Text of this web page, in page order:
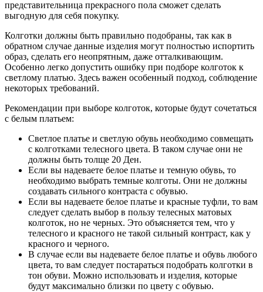
представительница прекрасного пола сможет сделать
выгодную для себя покупку.
Колготки должны быть правильно подобраны, так как в
обратном случае данные изделия могут полностью испортить
образ, сделать его неопрятным, даже отталкивающим.
Особенно легко допустить ошибку при подборе колготок к
светлому платью. Здесь важен особенный подход, соблюдение
некоторых требований.
Рекомендации при выборе колготок, которые будут сочетаться
с белым платьем:
Светлое платье и светлую обувь необходимо совмещать
с колготками телесного цвета. В таком случае они не
должны быть толще 20 Ден.
Если вы надеваете белое платье и темную обувь, то
необходимо выбрать темные колготы. Они не должны
создавать сильного контраста с обувью.
Если вы надеваете белое платье и красные туфли, то вам
следует сделать выбор в пользу телесных матовых
колготок, но не черных. Это объясняется тем, что у
телесного и красного не такой сильный контраст, как у
красного и черного.
В случае если вы надеваете белое платье и обувь любого
цвета, то вам следует постараться подобрать колготки в
тон обуви. Можно использовать и изделия, которые
будут максимально близки по цвету с обувью.